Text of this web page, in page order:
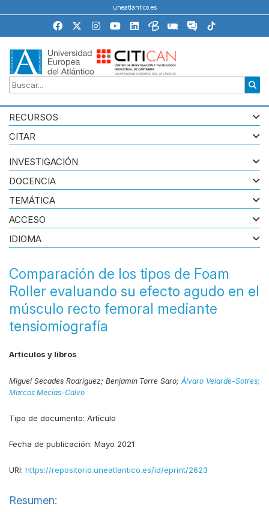
uneatlantico.es
RECURSOS
CITAR
Comparación de los tipos de Foam
Roller evaluando su efecto agudo en el
músculo recto femoral mediante
tensiomiografía
Artículos y libros
Miguel Secades Rodríguez; Benjamín Torre Saro;Álvaro Velarde-Sotres;
Marcos Mecías-Calvo
Tipo de documento: Artículo
Fecha de publicación: Mayo 2021
URI: https://repositorio.uneatlantico.es/id/eprint/2623
Resumen:
INVESTIGACIÓN
DOCENCIA
TEMÁTICA
ACCESO
IDIOMA